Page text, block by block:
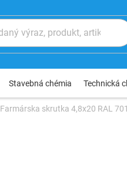
Stavebná chémia Technická
Farmárska skrutka 4,8x20 RAL